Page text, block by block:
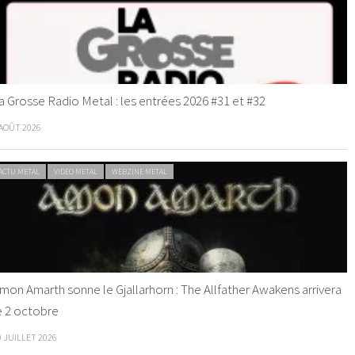
Grosse Radio Metal : les entrées 2026 #31 et #32
2026
METAL VIDEO METAL WEBZINE METAL
Amarth sonne le Gjallarhorn : The Allfather Awakens arrivera
2 octobre
JUILLET 2026